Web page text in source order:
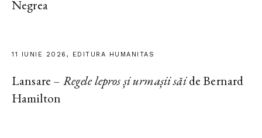
Negrea
11 IUNIE 2026, EDITURA HUMANITAS
Lansare – Regele lepros și urmașii săide Bernard
Hamilton